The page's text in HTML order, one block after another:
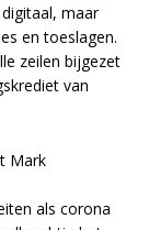
maar
en toeslagen.
zeilen bijgezet
van
Mark
als corona